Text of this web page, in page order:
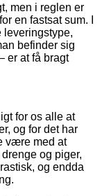
men i reglen er
en fastsat sum. I
leveringstype,
befinder sig
er at få bragt
for os alle at
og for det har
være med at
og piger,
og endda